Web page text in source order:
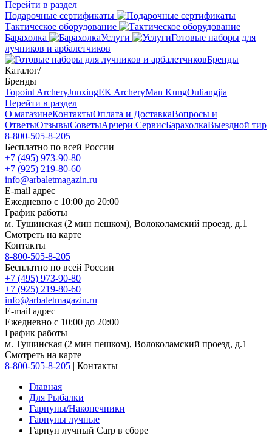
Перейти в раздел
Подарочные сертификаты
Тактическое оборудование
Барахолка
Услуги
Готовые наборы для
лучников и арбалетчиков
Бренды
Каталог/
Бренды
Topoint ArcheryJunxingEK ArcheryMan KungOuliangjia
Перейти в раздел
О магазинеКонтактыОплата и ДоставкаВопросы и
ОтветыОтзывыСоветыАрчери СервисБарахолкаВыездной тир
8-800-505-8-205
Бесплатно по всей России
+7 (495) 973-90-80
+7 (925) 219-80-60
info@arbaletmagazin.ru
E-mail адрес
Ежедневно с 10:00 до 20:00
График работы
м. Тушинская (2 мин пешком), Волоколамский проезд, д.1
Смотреть на карте
Контакты
8-800-505-8-205
Бесплатно по всей России
+7 (495) 973-90-80
+7 (925) 219-80-60
info@arbaletmagazin.ru
E-mail адрес
Ежедневно с 10:00 до 20:00
График работы
м. Тушинская (2 мин пешком), Волоколамский проезд, д.1
Смотреть на карте
8-800-505-8-205 | Контакты
Главная
Для Рыбалки
Гарпуны/Наконечники
Гарпуны лучные
Гарпун лучный Carp в сборе